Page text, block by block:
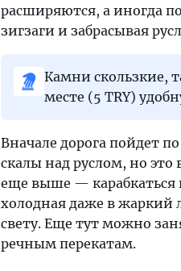
расширяются, а иногда
зигзаги и забрасывая
Камни скользкие,
месте (5 TRY)
Вначале дорога пойдет
скалы над руслом, но это
еще выше — карабкаться
холодная даже в жаркий
свету. Еще тут можно
речным перекатам.